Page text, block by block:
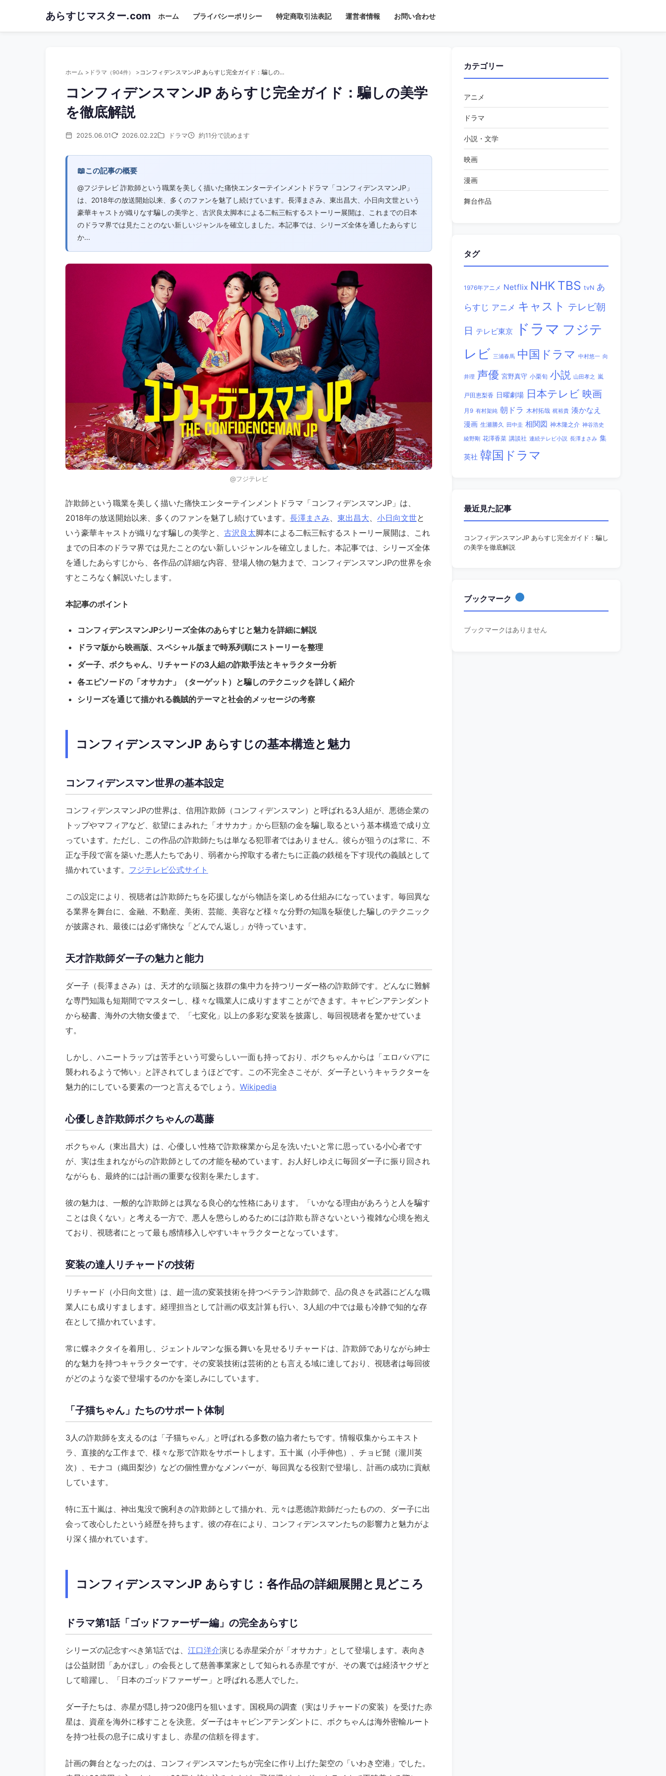
main
あらすじマスター.com ホーム プライバシーポリシー 特定商取引法表記 運営者情報 お問い合わせ
ホーム ドラマ （904件） コンフィデンスマンJP あらすじ完全ガイド：騙しの美学を徹底解説
コンフィデンスマンJP あらすじ完全ガイド：騙しの美学
を徹底解説
2025.06.01 2026.02.22 ドラマ 約11分で読めます
📖この記事の概要
@フジテレビ 詐欺師という職業を美しく描いた痛快エンターテインメントドラマ「コンフィデンスマンJP」
は、2018年の放送開始以来、多くのファンを魅了し続けています。長澤まさみ、東出昌大、小日向文世という
豪華キャストが織りなす騙しの美学と、古沢良太脚本による二転三転するストーリー展開は、これまでの日本
のドラマ界では見たことのない新しいジャンルを確立しました。本記事では、シリーズ全体を通したあらすじ
か...
@フジテレビ
詐欺師という職業を美しく描いた痛快エンターテインメントドラマ「コンフィデンスマンJP」は、
2018年の放送開始以来、多くのファンを魅了し続けています。 長澤まさみ、 東出昌大、 小日向文世と
いう豪華キャストが織りなす騙しの美学と、 古沢良太脚本による二転三転するストーリー展開は、これ
までの日本のドラマ界では見たことのない新しいジャンルを確立しました。本記事では、シリーズ全体
を通したあらすじから、各作品の詳細な内容、登場人物の魅力まで、コンフィデンスマンJPの世界を余
すところなく解説いたします。
本記事のポイント
コンフィデンスマンJPシリーズ全体のあらすじと魅力を詳細に解説
ドラマ版から映画版、スペシャル版まで時系列順にストーリーを整理
ダー子、ボクちゃん、リチャードの3人組の詐欺手法とキャラクター分析
各エピソードの「オサカナ」（ターゲット）と騙しのテクニックを詳しく紹介
シリーズを通じて描かれる義賊的テーマと社会的メッセージの考察
コンフィデンスマンJP あらすじの基本構造と魅力
コンフィデンスマン世界の基本設定
コンフィデンスマンJPの世界は、信用詐欺師（コンフィデンスマン）と呼ばれる3人組が、悪徳企業の
トップやマフィアなど、欲望にまみれた「オサカナ」から巨額の金を騙し取るという基本構造で成り立
っています。ただし、この作品の詐欺師たちは単なる犯罪者ではありません。彼らが狙うのは常に、不
正な手段で富を築いた悪人たちであり、弱者から搾取する者たちに正義の鉄槌を下す現代の義賊として
描かれています。 フジテレビ公式サイト
この設定により、視聴者は詐欺師たちを応援しながら物語を楽しめる仕組みになっています。毎回異な
る業界を舞台に、金融、不動産、美術、芸能、美容など様々な分野の知識を駆使した騙しのテクニック
が披露され、最後には必ず痛快な「どんでん返し」が待っています。
天才詐欺師ダー子の魅力と能力
ダー子（長澤まさみ）は、天才的な頭脳と抜群の集中力を持つリーダー格の詐欺師です。どんなに難解
な専門知識も短期間でマスターし、様々な職業人に成りすますことができます。キャビンアテンダント
から秘書、海外の大物女優まで、「七変化」以上の多彩な変装を披露し、毎回視聴者を驚かせていま
す。
しかし、ハニートラップは苦手という可愛らしい一面も持っており、ボクちゃんからは「エロババアに
襲われるようで怖い」と評されてしまうほどです。この不完全さこそが、ダー子というキャラクターを
魅力的にしている要素の一つと言えるでしょう。 Wikipedia
心優しき詐欺師ボクちゃんの葛藤
ボクちゃん（東出昌大）は、心優しい性格で詐欺稼業から足を洗いたいと常に思っている小心者です
が、実は生まれながらの詐欺師としての才能を秘めています。お人好しゆえに毎回ダー子に振り回され
ながらも、最終的には計画の重要な役割を果たします。
彼の魅力は、一般的な詐欺師とは異なる良心的な性格にあります。「いかなる理由があろうと人を騙す
ことは良くない」と考える一方で、悪人を懲らしめるためには詐欺も辞さないという複雑な心境を抱え
ており、視聴者にとって最も感情移入しやすいキャラクターとなっています。
変装の達人リチャードの技術
リチャード（小日向文世）は、超一流の変装技術を持つベテラン詐欺師で、品の良さを武器にどんな職
業人にも成りすまします。経理担当として計画の収支計算も行い、3人組の中では最も冷静で知的な存
在として描かれています。
常に蝶ネクタイを着用し、ジェントルマンな振る舞いを見せるリチャードは、詐欺師でありながら紳士
的な魅力を持つキャラクターです。その変装技術は芸術的とも言える域に達しており、視聴者は毎回彼
がどのような姿で登場するのかを楽しみにしています。
「子猫ちゃん」たちのサポート体制
3人の詐欺師を支えるのは「子猫ちゃん」と呼ばれる多数の協力者たちです。情報収集からエキスト
ラ、直接的な工作まで、様々な形で詐欺をサポートします。五十嵐（小手伸也）、チョビ髭（瀧川英
次）、モナコ（織田梨沙）などの個性豊かなメンバーが、毎回異なる役割で登場し、計画の成功に貢献
しています。
特に五十嵐は、神出鬼没で腕利きの詐欺師として描かれ、元々は悪徳詐欺師だったものの、ダー子に出
会って改心したという経歴を持ちます。彼の存在により、コンフィデンスマンたちの影響力と魅力がよ
り深く描かれています。
コンフィデンスマンJP あらすじ：各作品の詳細展開と見どころ
ドラマ第1話「ゴッドファーザー編」の完全あらすじ
シリーズの記念すべき第1話では、 江口洋介演じる赤星栄介が「オサカナ」として登場します。表向き
は公益財団「あかぼし」の会長として慈善事業家として知られる赤星ですが、その裏では経済ヤクザと
して暗躍し、「日本のゴッドファーザー」と呼ばれる悪人でした。
ダー子たちは、赤星が隠し持つ20億円を狙います。国税局の調査（実はリチャードの変装）を受けた赤
星は、資産を海外に移すことを決意。ダー子はキャビンアテンダントに、ボクちゃんは海外密輸ルート
を持つ社長の息子に成りすまし、赤星の信頼を得ます。
計画の舞台となったのは、コンフィデンスマンたちが完全に作り上げた架空の「いわき空港」でした。
カテゴリー
アニメ
ドラマ
小説・文学
映画
漫画
舞台作品
タグ
1976年アニメ Netflix NHK TBS tvN あ
らすじ アニメ キャスト テレビ朝
日 テレビ東京 ドラマ フジテ
レビ 三浦春馬 中国ドラマ 中村悠一 向
井理 声優 宮野真守 小栗旬 小説 山田孝之 嵐
戸田恵梨香 日曜劇場 日本テレビ 映画
月9 有村架純 朝ドラ 木村拓哉 梶裕貴 湊かなえ
漫画 生瀬勝久 田中圭 相関図 神木隆之介 神谷浩史
綾野剛 花澤香菜 講談社 連続テレビ小説 長澤まさみ 集
英社 韓国ドラマ
最近見た記事
コンフィデンスマンJP あらすじ完全ガイド：騙し
の美学を徹底解説
ブックマーク
ブックマークはありません